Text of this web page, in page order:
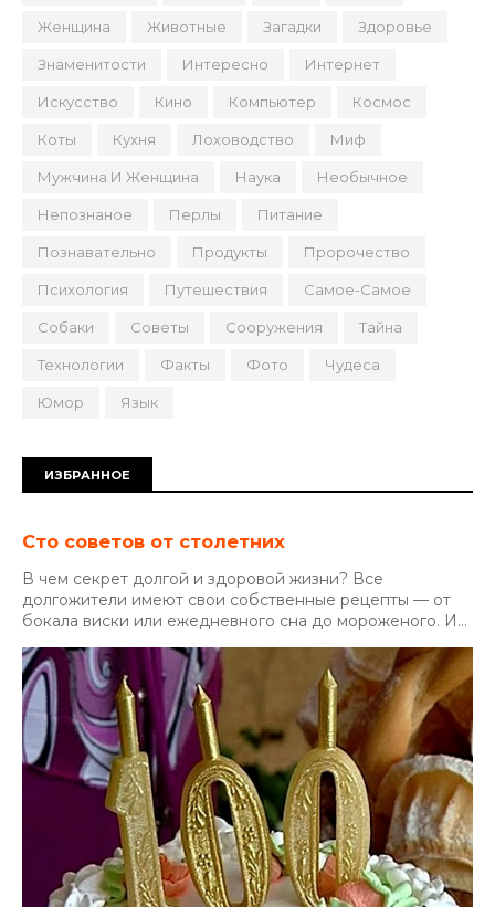
Женщина Животные Загадки Здоровье
Знаменитости Интересно Интернет
Искусство Кино Компьютер Космос
Коты Кухня Лоховодство Миф
Мужчина И Женщина Наука Необычное
Непознаное Перлы Питание
Познавательно Продукты Пророчество
Психология Путешествия Самое-Самое
Собаки Советы Сооружения Тайна
Технологии Факты Фото Чудеса
Юмор Язык
ИЗБРАННОЕ
Сто советов от столетних
В чем секрет долгой и здоровой жизни? Все
долгожители имеют свои собственные рецепты — от
бокала виски или ежедневного сна до мороженого. И...